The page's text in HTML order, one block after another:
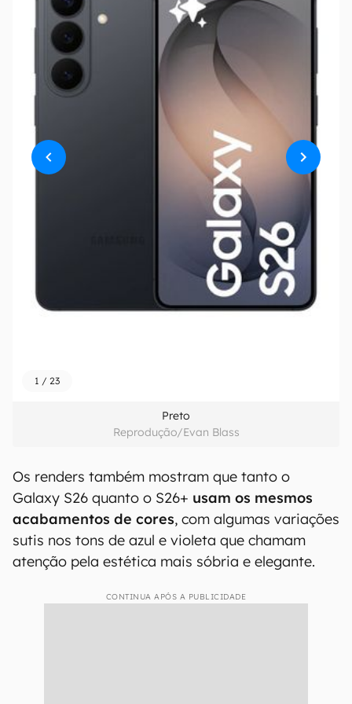
1 / 23
Preto
Reprodução/Evan Blass
Os renders também mostram que tanto o
Galaxy S26 quanto o S26+ usam os mesmos
acabamentos de cores, com algumas variações
sutis nos tons de azul e violeta que chamam
atenção pela estética mais sóbria e elegante.
CONTINUA APÓS A PUBLICIDADE